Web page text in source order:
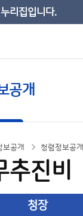
리집입니다.
공개
보공개 청렴정보공개
추진비
청장